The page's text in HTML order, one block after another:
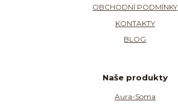
OBCHODNÍ PODMÍNKY
KONTAKTY
BLOG
Naše produkty
Aura-Soma